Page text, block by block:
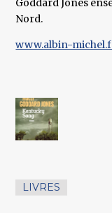
Goddard Jones
Nord.
www.albin-
LIVRES